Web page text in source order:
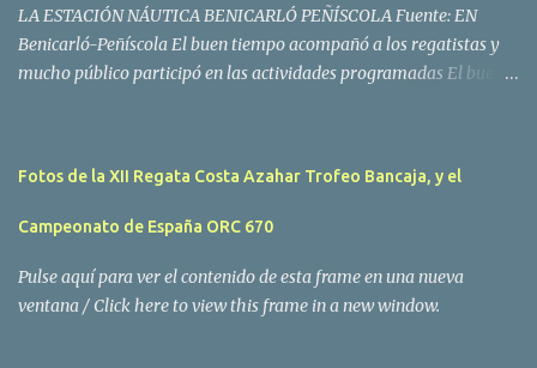
LA ESTACIÓN NÁUTICA BENICARLÓ PEÑÍSCOLA Fuente: EN
Benicarló-Peñíscola El buen tiempo acompañó a los regatistas y
mucho público participó en las actividades programadas El buen
embarcación Garví, un Malbec 240 del armador José Mª Villes fue
la merecida vencedora de la prueba, en la que tomaron parte un
Mangicú, seguida de Marina Benicarló y Hepta. La Clase B fue
para Garví, Vogamari Nou y Xé qué Café, mientras que en Clase C
Fotos de la XII Regata Costa Azahar Trofeo Bancaja, y el
Campeonato de España ORC 670
Pulse aquí para ver el contenido de esta frame en una nueva
ventana / Click here to view this frame in a new window.